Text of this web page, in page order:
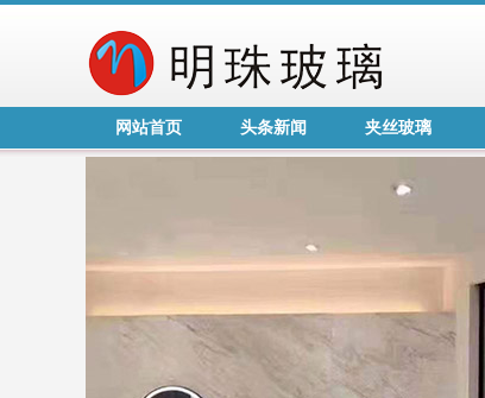
网站首页 头条新闻 夹丝玻璃